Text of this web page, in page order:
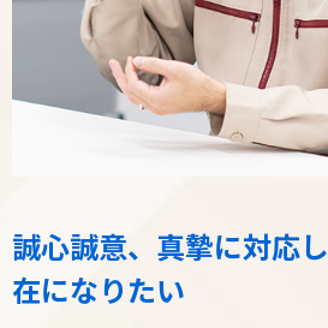
誠心誠意、真摯に対応し
在になりたい